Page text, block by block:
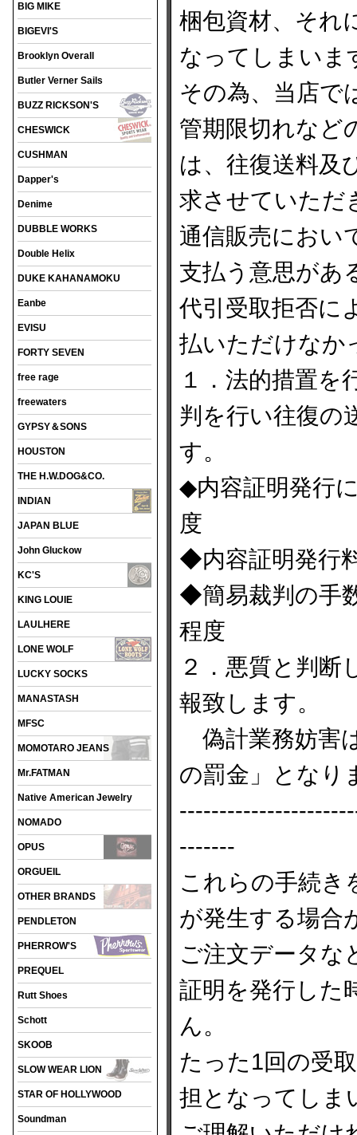
BIG MIKE
BIGEVI'S
Brooklyn Overall
Butler Verner Sails
BUZZ RICKSON'S
CHESWICK
CUSHMAN
Dapper's
Denime
DUBBLE WORKS
Double Helix
DUKE KAHANAMOKU
Eanbe
EVISU
FORTY SEVEN
free rage
freewaters
GYPSY＆SONS
HOUSTON
THE H.W.DOG&CO.
INDIAN
JAPAN BLUE
John Gluckow
KC'S
KING LOUIE
LAULHERE
LONE WOLF
LUCKY SOCKS
MANASTASH
MFSC
MOMOTARO JEANS
Mr.FATMAN
Native American Jewelry
NOMADO
OPUS
ORGUEIL
OTHER BRANDS
PENDLETON
PHERROW'S
PREQUEL
Rutt Shoes
Schott
SKOOB
SLOW WEAR LION
STAR OF HOLLYWOOD
Soundman
梱包資材、それ
なってしまいま
その為、当店で
管期限切れなど
は、往復送料及
求させていただ
通信販売におい
支払う意思があ
代引受取拒否に
払いただけなか
１．法的措置を
判を行い往復の
す。
◆内容証明発行
度
◆内容証明発行
◆簡易裁判の手
程度
２．悪質と判断
報致します。
偽計業務妨害
の罰金」となり
-------
これらの手続き
が発生する場合
ご注文データな
証明を発行した
ん。
たった1回の受
担となってしま